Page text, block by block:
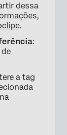
dessa
.
:
de
a tag